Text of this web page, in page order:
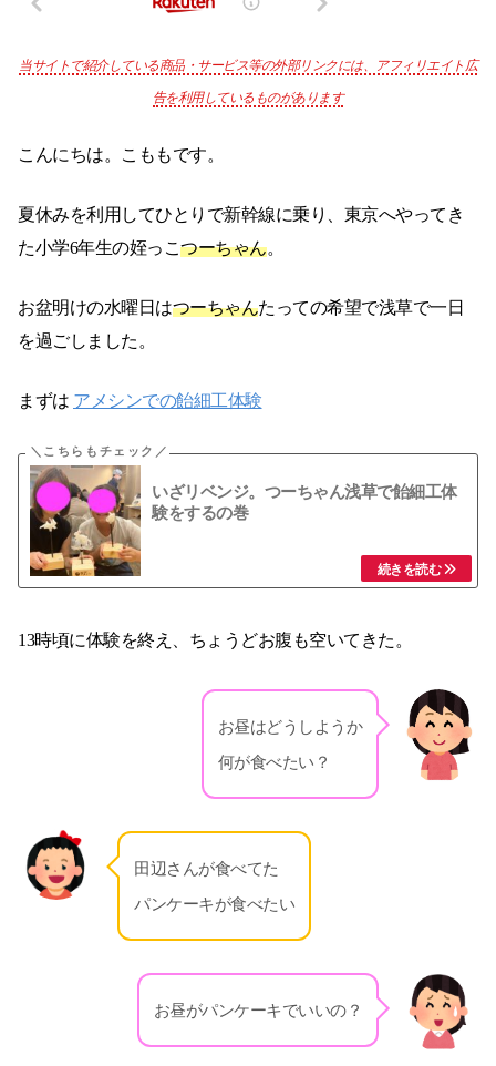
当サイトで紹介している商品・サービス等の外部リンクには、アフィリエイト広
告を利用しているものがあります
こんにちは。こももです。
夏休みを利用してひとりで新幹線に乗り、東京へやってき
た小学6年生の姪っこつーちゃん。
お盆明けの水曜日はつーちゃんたっての希望で浅草で一日
を過ごしました。
まずは アメシンでの飴細工体験
いざリベンジ。つーちゃん浅草で飴細工体
験をするの巻
13時頃に体験を終え、ちょうどお腹も空いてきた。
お昼はどうしようか
何が食べたい？
田辺さんが食べてた
パンケーキが食べたい
お昼がパンケーキでいいの？